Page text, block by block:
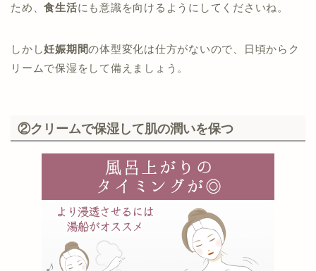
ため、食生活にも意識を向けるようにしてくださいね。
しかし妊娠期間の体型変化は仕方がないので、日頃からク
リームで保湿をして備えましょう。
②クリームで保湿して肌の潤いを保つ